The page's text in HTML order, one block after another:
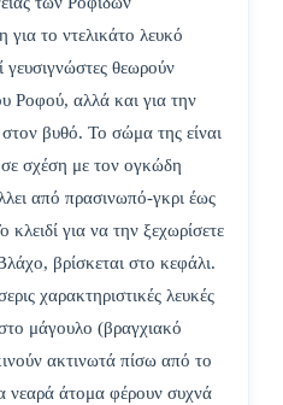
για το ντελικάτο λευκό
γευσιγνώστες θεωρούν
Ροφού, αλλά και για την
στον βυθό. Το σώμα της είναι
σχέση με τον ογκώδη
από πρασινωπό-γκρι έως
για να την ξεχωρίσετε
βρίσκεται στο κεφάλι.
χαρακτηριστικές λευκές
μάγουλο (βραγχιακό
ακτινωτά πίσω από το
νεαρά άτομα φέρουν συχνά